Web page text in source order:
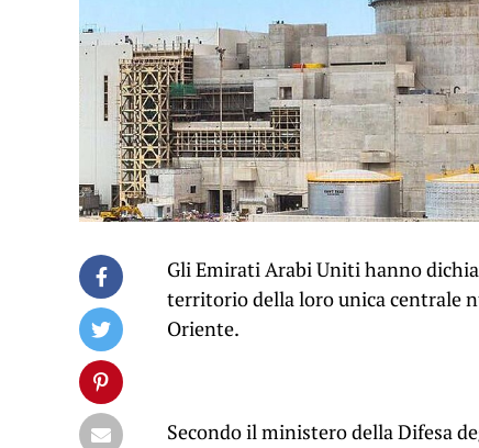
Gli Emirati Arabi Uniti hanno
territorio della loro unica centrale
Oriente.
Secondo il ministero della Difesa